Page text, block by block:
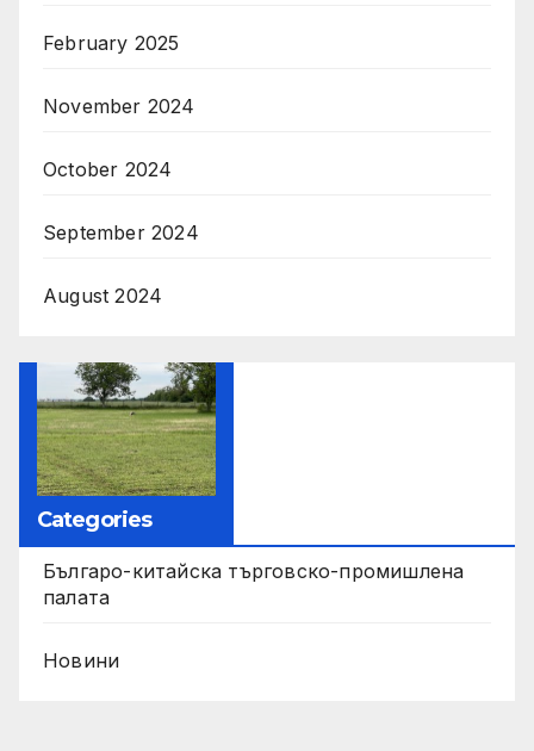
February 2025
November 2024
October 2024
September 2024
August 2024
Categories
Българо-китайска търговско-промишлена
палата
Новини